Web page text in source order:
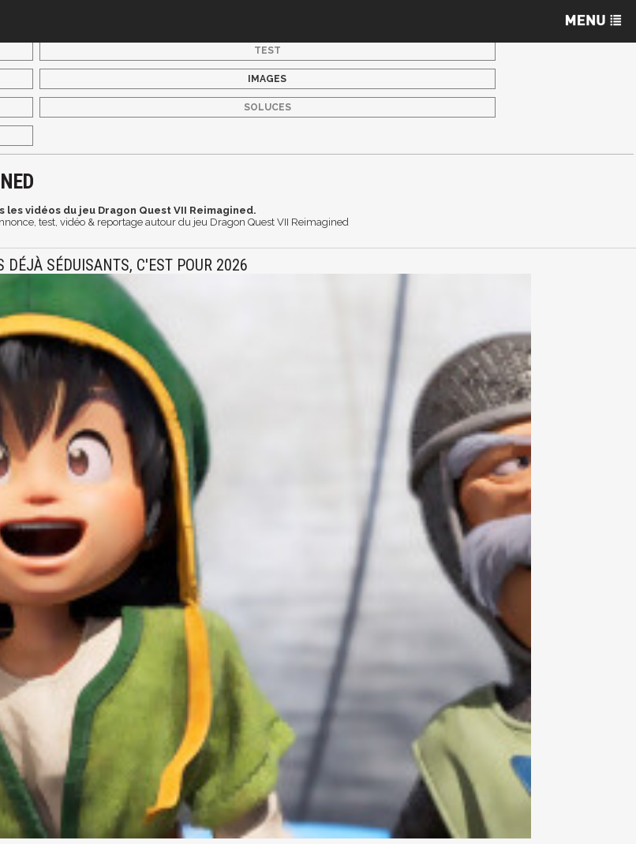
TEST
IMAGES
SOLUCES
les vidéos du jeu Dragon Quest VII Reimagined.
test, vidéo & reportage autour du jeu Dragon Quest VII Reimagined
DÉJÀ SÉDUISANTS, C'EST POUR 2026